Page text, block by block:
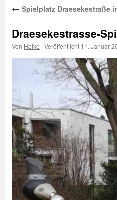
← Spielplatz Draesekestraße
Draesekestrasse-
Von Heiko | Veröffentlicht 11. Januar